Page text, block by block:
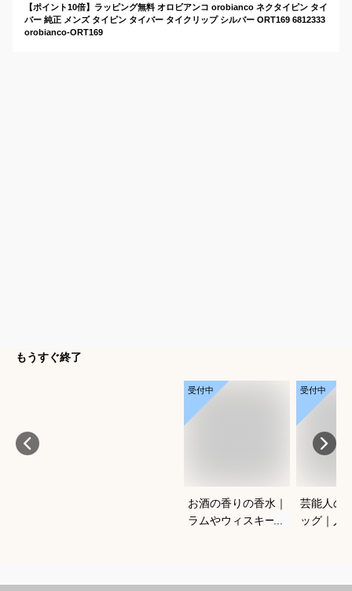
【ポイント10倍】ラッピング無料 オロビアンコ orobianco ネクタイピン タイ
バー 純正 メンズ タイピン タイバー タイクリップ シルバー ORT169 6812333
orobianco-ORT169
もうすぐ終了
受付中
お酒の香りの香水｜
ラムやウィスキーな
受付中
芸能人の
ッグ｜人